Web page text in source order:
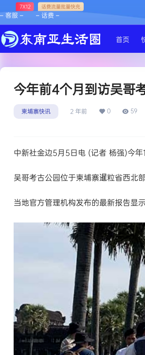
– 客服 –
7X12
– 话费 –
话费流量批量快充
首页
今年前4个月到访吴哥
柬埔寨快讯 2 年前 0 59
中新社金边5月5日电 (记者 杨强)今
吴哥考古公园位于柬埔寨暹粒省西北
当地官方管理机构发布的最新报告显